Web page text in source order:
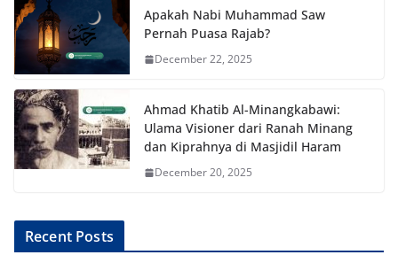
Apakah Nabi Muhammad Saw
Pernah Puasa Rajab?
December 22, 2025
Ahmad Khatib Al-Minangkabawi:
Ulama Visioner dari Ranah Minang
dan Kiprahnya di Masjidil Haram
December 20, 2025
Recent Posts